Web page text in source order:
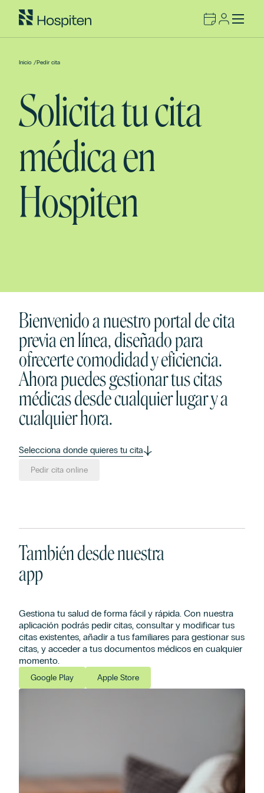
Inicio /Pedir cita
Solicita tu cita
médica en
Hospiten
Bienvenido a nuestro portal de cita
previa en línea, diseñado para
ofrecerte comodidad y eficiencia.
Ahora puedes gestionar tus citas
médicas desde cualquier lugar y a
cualquier hora.
Selecciona donde quieres tu cita
Pedir cita online
También desde nuestra
app
Gestiona tu salud de forma fácil y rápida. Con nuestra
aplicación podrás pedir citas, consultar y modificar tus
citas existentes, añadir a tus familiares para gestionar sus
citas, y acceder a tus documentos médicos en cualquier
momento.
Google Play Apple Store